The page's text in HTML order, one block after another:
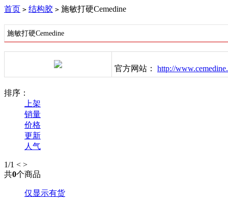
首页 > 结构胶 > 施敏打硬Cemedine
施敏打硬Cemedine
官方网站： http://
排序：
上架
销量
价格
更新
人气
1/1 < >
共0个商品
仅显示有货